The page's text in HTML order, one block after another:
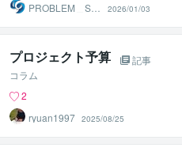
PROBLEM＿SO
2026/01/03
プロジェクト予算
記事
コラム
2
ryuan1997 2025/08/25